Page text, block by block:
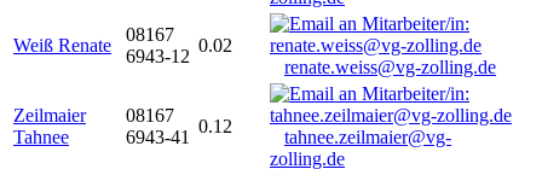
Weiß Renate
08167
6943-12
0.02
renate.weiss@vg-zolling.de
Zeilmaier
Tahnee
08167
6943-41
0.12
tahnee.zeilmaier@vg-
zolling.de